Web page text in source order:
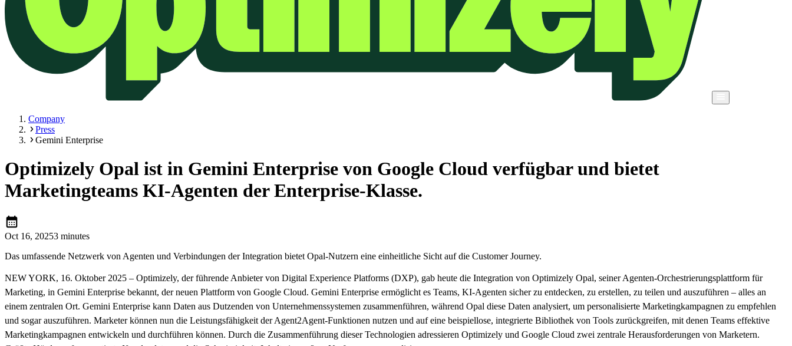
Company
Press
Gemini Enterprise
Optimizely Opal ist in Gemini Enterprise von Google Cloud verfügbar und bietet
Marketingteams KI-Agenten der Enterprise-Klasse.
calendar_month
Oct 16, 20253 minutes
Das umfassende Netzwerk von Agenten und Verbindungen der Integration bietet Opal-Nutzern eine einheitliche Sicht auf die Customer Journey.
NEW YORK, 16. Oktober 2025 – Optimizely, der führende Anbieter von Digital Experience Platforms (DXP), gab heute die Integration von Optimizely Opal, seiner Agenten-Orchestrierungsplattform für
Marketing, in Gemini Enterprise bekannt, der neuen Plattform von Google Cloud. Gemini Enterprise ermöglicht es Teams, KI-Agenten sicher zu entdecken, zu erstellen, zu teilen und auszuführen – alles an
einem zentralen Ort. Gemini Enterprise kann Daten aus Dutzenden von Unternehmenssystemen zusammenführen, während Opal diese Daten analysiert, um personalisierte Marketingkampagnen zu empfehlen
und sogar auszuführen. Marketer können nun die Leistungsfähigkeit der Agent2Agent-Funktionen nutzen und auf eine beispiellose, integrierte Bibliothek von Tools zurückgreifen, mit denen Teams effektive
Marketingkampagnen entwickeln und durchführen können. Durch die Zusammenführung dieser Technologien adressieren Optimizely und Google Cloud zwei zentrale Herausforderungen von Marketern.